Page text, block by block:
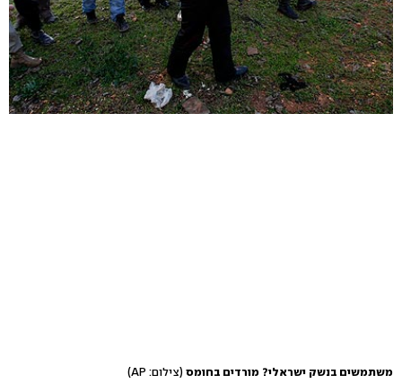
משתמשים בנשק ישראלי? מורדים בחומס (צילום: AP)